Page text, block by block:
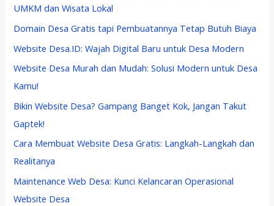
UMKM dan Wisata Lokal
Domain Desa Gratis tapi Pembuatannya Tetap Butuh Biaya
Website Desa.ID: Wajah Digital Baru untuk Desa Modern
Website Desa Murah dan Mudah: Solusi Modern untuk Desa
Kamu!
Bikin Website Desa? Gampang Banget Kok, Jangan Takut
Gaptek!
Cara Membuat Website Desa Gratis: Langkah-Langkah dan
Realitanya
Maintenance Web Desa: Kunci Kelancaran Operasional
Website Desa